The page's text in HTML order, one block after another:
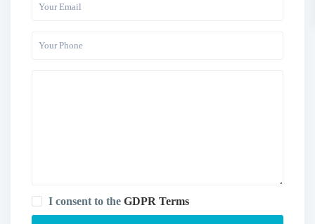
I consent to theGDPR Terms